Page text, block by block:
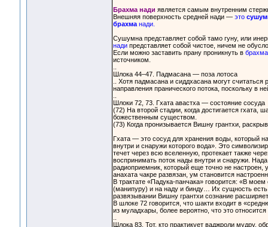
Брахма нади является самым внутренним
Внешняя поверхность средней нади — это
брахманади.
Сушумна представляет собой тамо гуну, или
надипредставляет собой чистое, ничем не
Если можно заставить прану проникнуть в
источником.
Шлока 44–47. Падмасана — поза лотоса
.. Хотя падмасана и сиддхасана могут
направления пранического потока, поскольку в
Шлоки 72, 73. Гхата авастха — состояние сосуда
(72) На второй стадии, когда достигается
божественным существом.
(73) Когда пронизывается Вишну грантхи,
Гхата — это сосуд для хранения воды, который
внутри и снаружи которого вода». Это
течет через всю вселенную, протекает также
воспринимать поток нады внутри и снаружи.
радиоприемник, который еще точно не настроен,
анахата чакре развязан, ум становится
В трактате «Падука-панчака» говорится: «В
(манипуру) и на наду и бинду… Их сущность есть
развязывании Вишну грантхи сознание
В шлоке 72 говорится, что шакти входит в
из муладхары, более вероятно, что это
Шлока 83. Тот, кто практикует ваджроли мудру,